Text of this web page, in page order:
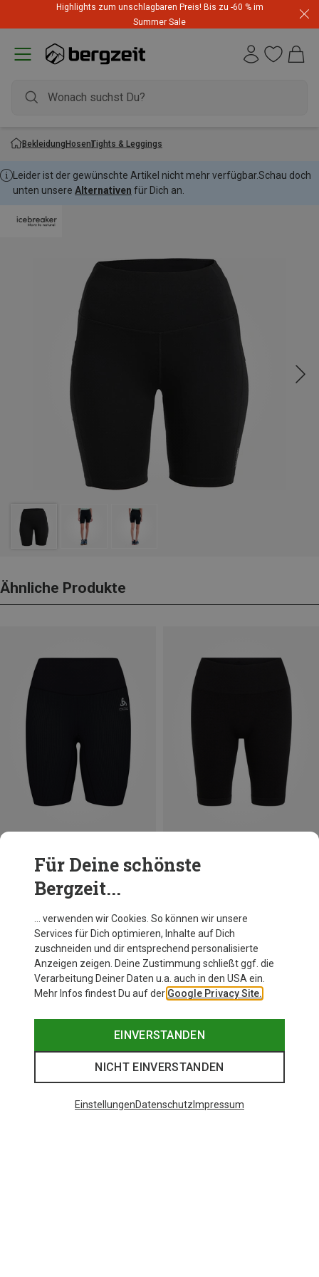
Highlights zum unschlagbaren Preis! Bis zu -60 % im
Summer Sale
BekleidungHosenTights & Leggings
Leider ist der gewünschte Artikel nicht mehr verfügbar.Schau doch
unten unsere Alternativen für Dich an.
Ähnliche Produkte
S
Andere Kunden kauften auch
Für Deine schönste
Bergzeit...
… verwenden wir Cookies. So können wir unsere
Services für Dich optimieren, Inhalte auf Dich
zuschneiden und dir entsprechend personalisierte
Anzeigen zeigen. Deine Zustimmung schließt ggf. die
Verarbeitung Deiner Daten u.a. auch in den USA ein.
Mehr Infos findest Du auf der Google Privacy Site.
EINVERSTANDEN
NICHT EINVERSTANDEN
EinstellungenDatenschutz Impressum